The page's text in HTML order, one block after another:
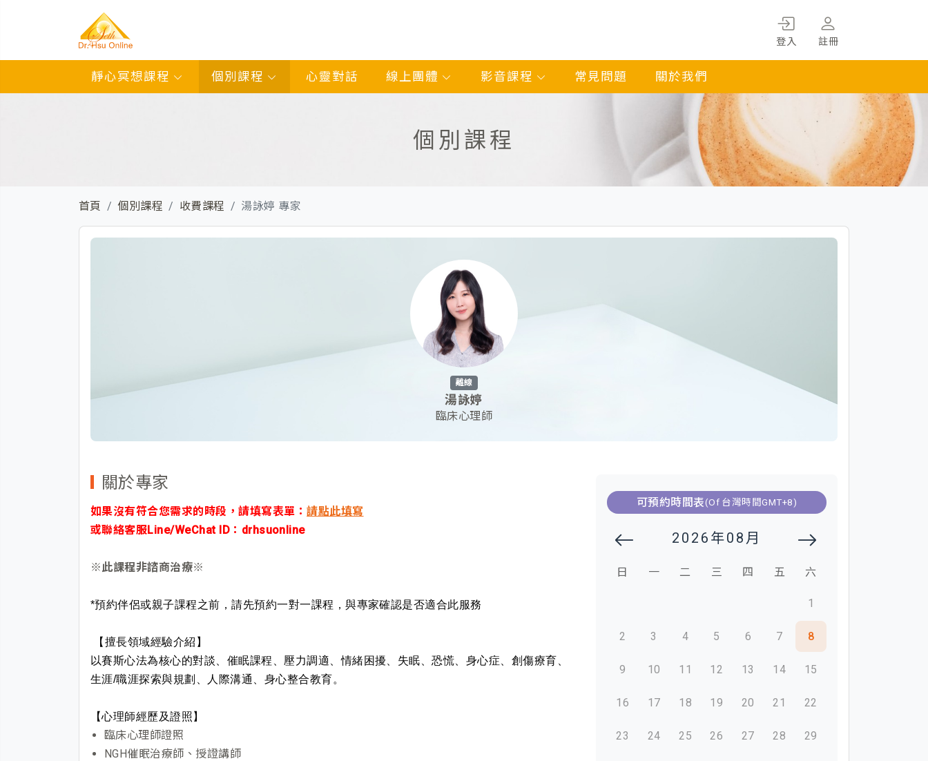
登入 註冊
靜心冥想課程 個別課程 心靈對話 線上團體 影音課程 常見問題 關於我們
個別課程
首頁 個別課程 收費課程 湯詠婷 專家
離線
湯詠婷
臨床心理師
關於專家
如果沒有符合您需求的時段，請填寫表單：請點此填寫
或聯絡客服Line/WeChat ID： drhsuonline
※此課程非諮商治療※
*預約伴侶或親子課程之前，請先預約一對一課程 ，與專家確認是否適合此服務
【擅長領域經驗介紹】
以賽斯心法為核心的對談、催眠課程、壓力調適、情緒困擾、失眠、恐慌、身心症、創傷療育、
生涯/職涯探索與規劃、人際溝通、身心整合教育。
【心理師經歷及證照】
臨床心理師證照
NGH催眠治療師、授證講師
可預約時間表(Of 台灣時間GMT+8)
2026年08月
日 一 二 三 四 五 六
1
2 3 4 5 6 7 8
9 10 11 12 13 14 15
16 17 18 19 20 21 22
23 24 25 26 27 28 29